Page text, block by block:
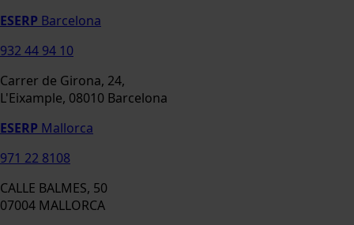
ESERP Barcelona
932 44 94 10
Carrer de Girona, 24,
L'Eixample, 08010 Barcelona
ESERP Mallorca
971 22 8108
CALLE BALMES, 50
07004 MALLORCA